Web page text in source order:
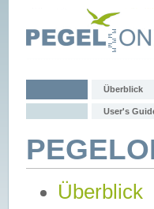
Überblick
User's
Überblick